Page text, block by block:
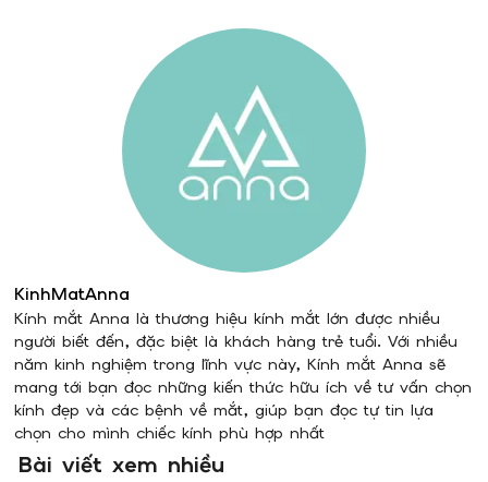
KinhMatAnna
Kính mắt Anna là thương hiệu kính mắt lớn được nhiều
người biết đến, đặc biệt là khách hàng trẻ tuổi. Với nhiều
năm kinh nghiệm trong lĩnh vực này, Kính mắt Anna sẽ
mang tới bạn đọc những kiến thức hữu ích về tư vấn chọn
kính đẹp và các bệnh về mắt, giúp bạn đọc tự tin lựa
chọn cho mình chiếc kính phù hợp nhất
Bài viết xem nhiều